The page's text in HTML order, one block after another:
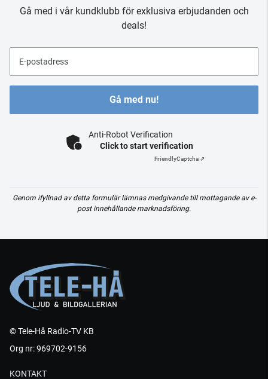
Gå med i vår kundklubb för exklusiva erbjudanden och
deals!
E-postadress
Gå med nu!
Anti-Robot Verification
Click to start verification
FriendlyCaptcha ⇗
Genom ifyllnad av detta formulär lämnas medgivande till mottagande av e-
post innehållande marknadsföring.
© Tele-Hå Radio-TV KB
Org nr: 969702-9156
KONTAKT